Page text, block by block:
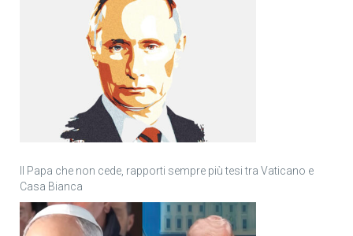
Il Papa che non cede, rapporti sempre più tesi tra Vaticano e
Casa Bianca